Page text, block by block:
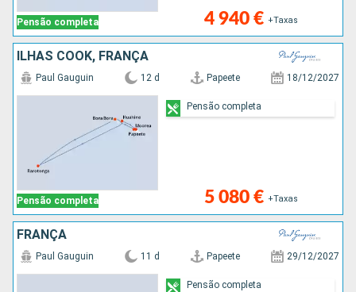
Pensão completa 4 940 € +Taxas
ILHAS COOK, FRANÇA
Pensão completa
Paul Gauguin 12 d Papeete 18/12/2027
5 080 € +Taxas
Pensão completa
FRANÇA
Paul Gauguin 11 d Papeete 29/12/2027
Pensão completa